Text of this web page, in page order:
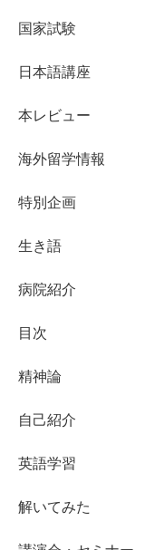
国家試験
日本語講座
本レビュー
海外留学情報
特別企画
生き語
病院紹介
目次
精神論
自己紹介
英語学習
解いてみた